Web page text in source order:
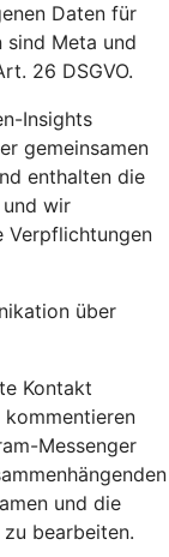
Daten für
Meta und
26 DSGVO.
Insights
gemeinsamen
enthalten die
und wir
Verpflichtungen
über
Kontakt
kommentieren
Messenger
und die
bearbeiten.